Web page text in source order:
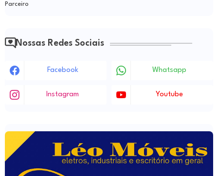
Parceiro
Nossas Redes Sociais
Facebook Whatsapp
Instagram Youtube